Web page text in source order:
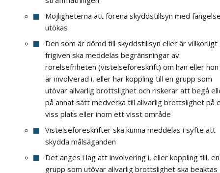
Möjligheterna att förena skyddstillsyn med
utökas
Den som är dömd till skyddstillsyn eller är villkorligt
frigiven ska meddelas begränsningar av
rörelsefriheten (vistelseföreskrift) om han eller hon
är involverad i, eller har koppling till en grupp som
utövar allvarlig brottslighet och riskerar att begå
på annat sätt medverka till allvarlig brottslighet på
viss plats eller inom ett visst område
Vistelseföreskrifter ska kunna meddelas i syfte att
skydda målsäganden
Det anges i lag att involvering i, eller koppling till, en
grupp som utövar allvarlig brottslighet ska beaktas